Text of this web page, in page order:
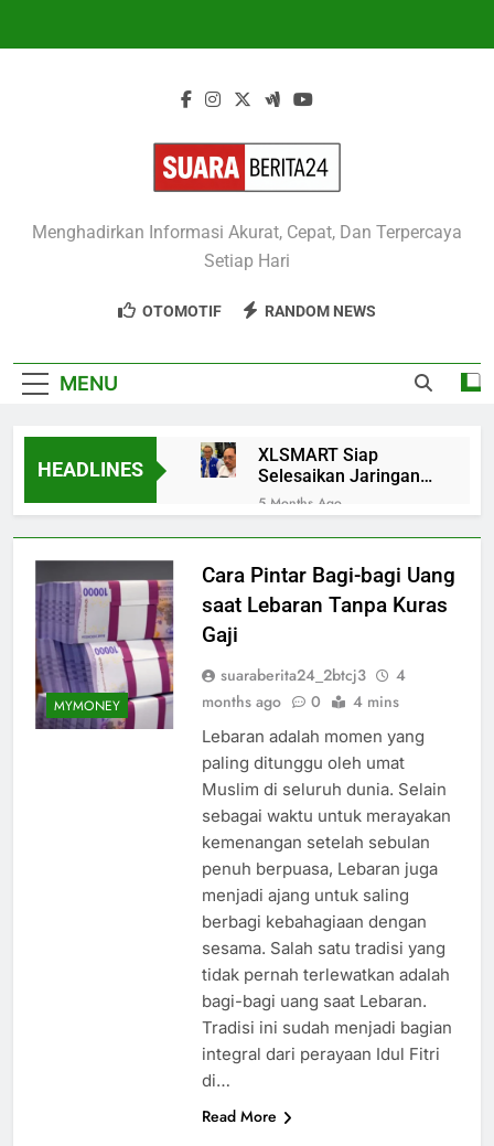
Suaraberita24
Menghadirkan Informasi Akurat, Cepat, Dan Terpercaya
Setiap Hari
OTOMOTIF RANDOM NEWS
MENU
HEADLINES
XLSMART Siap
Selesaikan Jaringan
5G di 88 Kota RI!
5 Months Ago
Nuklir Usai Diserang
6 Months Ago
DJP Jelaskan Pajak
untuk Selebgram
Jadwal Magrib/Buka
Puasa Jabodetabek
Jangan Lewatkan
Waktunya!
Bocoran OJK Cara
Cerdas Kelola Uang
untuk Anak Muda
8 Months Ago
Ganti Karyawan Jadi
Mandor, Keputusan
Mengejutkan!
5 Months Ago
MYMONEY
Cara Pintar Bagi-bagi Uang
saat Lebaran Tanpa Kuras
Gaji
suaraberita24_2btcj3
4
months ago
0 4 mins
Lebaran adalah momen yang
paling ditunggu oleh umat
Muslim di seluruh dunia. Selain
sebagai waktu untuk merayakan
kemenangan setelah sebulan
penuh berpuasa, Lebaran juga
menjadi ajang untuk saling
berbagi kebahagiaan dengan
sesama. Salah satu tradisi yang
tidak pernah terlewatkan adalah
bagi-bagi uang saat Lebaran.
Tradisi ini sudah menjadi bagian
integral dari perayaan Idul Fitri
di…
Read More